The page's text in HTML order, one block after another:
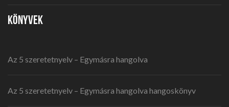
KÖNYVEK
Az 5 szeretetnyelv – Egymásra hangolva
Az 5 szeretetnyelv – Egymásra hangolva hangoskönyv